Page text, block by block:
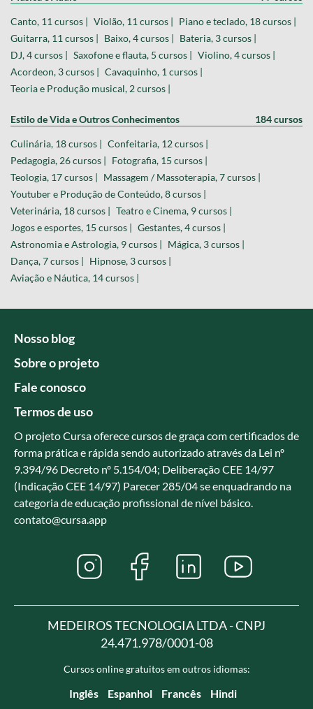
Canto, 11 cursos | Violão, 11 cursos | Piano e teclado, 18 cursos |
Guitarra, 11 cursos | Baixo, 4 cursos | Bateria, 3 cursos |
DJ, 4 cursos | Saxofone e flauta, 5 cursos | Violino, 4 cursos |
Acordeon, 3 cursos | Cavaquinho, 1 cursos |
Teoria e Produção musical, 2 cursos |
Estilo de Vida e Outros Conhecimentos 184 cursos
Culinária, 18 cursos | Confeitaria, 12 cursos |
Pedagogia, 26 cursos | Fotografia, 15 cursos |
Teologia, 17 cursos | Massagem / Massoterapia, 7 cursos |
Youtuber e Produção de Conteúdo, 8 cursos |
Veterinária, 18 cursos | Teatro e Cinema, 9 cursos |
Jogos e esportes, 15 cursos | Gestantes, 4 cursos |
Astronomia e Astrologia, 9 cursos | Mágica, 3 cursos |
Dança, 7 cursos | Hipnose, 3 cursos |
Aviação e Náutica, 14 cursos |
Nosso blog
Sobre o projeto
Fale conosco
Termos de uso
O projeto Cursa oferece cursos de graça com certificados de
forma prática e rápida sendo autorizado através da Lei nº
9.394/96 Decreto nº 5.154/04; Deliberação CEE 14/97
(Indicação CEE 14/97) Parecer 285/04 se enquadrando na
categoria de educação profissional de nível básico.
contato@cursa.app
MEDEIROS TECNOLOGIA LTDA - CNPJ
24.471.978/0001-08
Cursos online gratuitos em outros idiomas:
Inglês Espanhol Francês Hindi